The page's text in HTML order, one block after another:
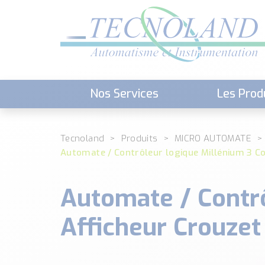
Nos Services Les
Tecnoland Produits
MICRO AUTOMATE
Automate / Contrôleur logique Millénium 3
Automate /
Afficheur Crouzet